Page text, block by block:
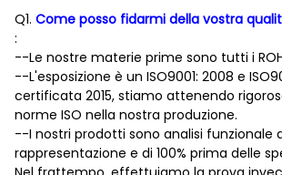
Q1. Come posso fidarmi della vostra
:
--Le nostre materie prime sono tutti i
--L'esposizione è un ISO9001: 2008 e
certificata 2015, stiamo attenendo
norme ISO nella nostra produzione.
--I nostri prodotti sono analisi funzionale
rappresentazione e di 100% prima delle